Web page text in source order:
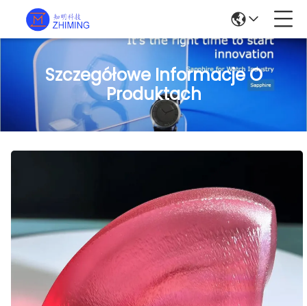
Szczegółowe Informacje O
Produktach